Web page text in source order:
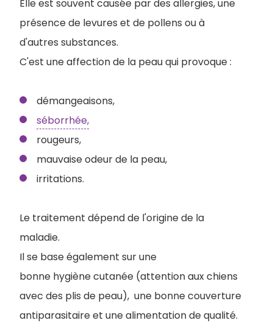
Elle est souvent causée par des allergies, une
présence de levures et de pollens ou à
d'autres substances.
C'est une affection de la peau qui provoque :
démangeaisons,
séborrhée,
rougeurs,
mauvaise odeur de la peau,
irritations.
Le traitement dépend de l'origine de la
maladie.
Il se base également sur une
bonne hygiène cutanée (attention aux chiens
avec des plis de peau), une bonne couverture
antiparasitaire et une alimentation de qualité.